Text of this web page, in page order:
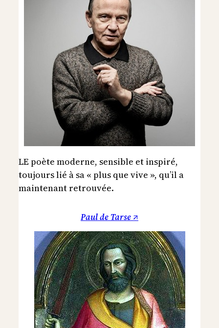
LE poète moderne, sensible et inspiré,
toujours lié à sa « plus que vive », qu’il a
maintenant retrouvée.
Paul de Tarse ↗